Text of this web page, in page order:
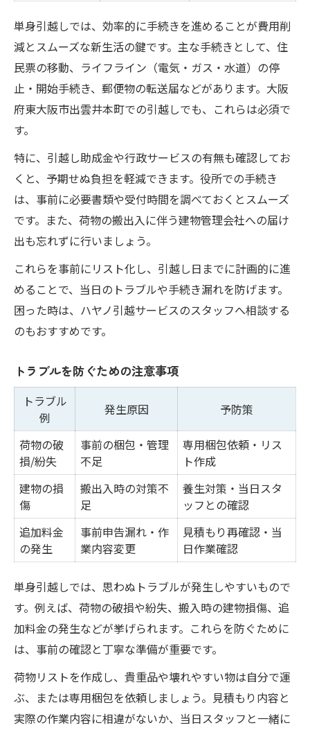
単身引越しでは、効率的に手続きを進めることが費用削
減とスムーズな新生活の鍵です。主な手続きとして、住
民票の移動、ライフライン（電気・ガス・水道）の停
止・開始手続き、郵便物の転送届などがあります。大阪
府東大阪市出雲井本町での引越しでも、これらは必須で
す。
特に、引越し助成金や行政サービスの有無も確認してお
くと、予期せぬ負担を軽減できます。役所での手続き
は、事前に必要書類や受付時間を調べておくとスムーズ
です。また、荷物の搬出入に伴う建物管理会社への届け
出も忘れずに行いましょう。
これらを事前にリスト化し、引越し日までに計画的に進
めることで、当日のトラブルや手続き漏れを防げます。
困った時は、ハヤノ引越サービスのスタッフへ相談する
のもおすすめです。
トラブルを防ぐための注意事項
トラブル
例
発生原因 予防策
荷物の破
損/紛失
事前の梱包・管理
不足
専用梱包依頼・リス
ト作成
建物の損
傷
搬出入時の対策不
足
養生対策・当日スタ
ッフとの確認
追加料金
の発生
事前申告漏れ・作
業内容変更
見積もり再確認・当
日作業確認
単身引越しでは、思わぬトラブルが発生しやすいもので
す。例えば、荷物の破損や紛失、搬入時の建物損傷、追
加料金の発生などが挙げられます。これらを防ぐために
は、事前の確認と丁寧な準備が重要です。
荷物リストを作成し、貴重品や壊れやすい物は自分で運
ぶ、または専用梱包を依頼しましょう。見積もり内容と
実際の作業内容に相違がないか、当日スタッフと一緒に